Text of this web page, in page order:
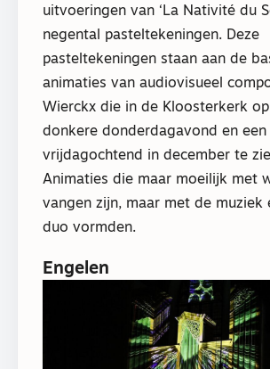
uitvoeringen van ‘La Nativité du
negental pasteltekeningen. Deze
pasteltekeningen staan aan de
animaties van audiovisueel
Wierckx die in de Kloosterkerk
donkere donderdagavond en een
vrijdagochtend in december te
Animaties die maar moeilijk met
vangen zijn, maar met de muziek
duo vormden.
Engelen